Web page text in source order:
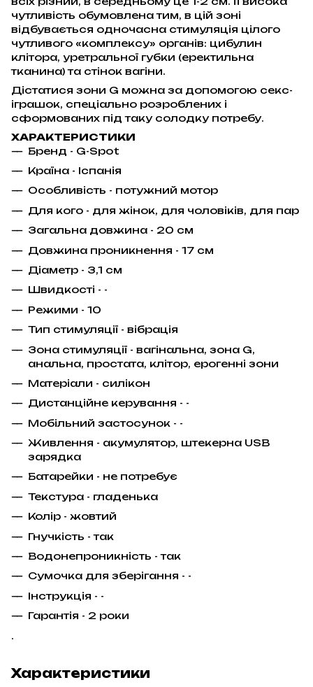
чутливість обумовлена тим, в цій зоні
відбувається одночасна стимуляція цілого
чутливого «комплексу» органів: цибулин
клітора, уретральної губки (еректильна
тканина) та стінок вагіни.
Дістатися зони G можна за допомогою секс-
іграшок, спеціально розроблених і
сформованих під таку солодку потребу.
ХАРАКТЕРИСТИКИ
Бренд - G-Spot
Країна - Іспанія
Особливість - потужний мотор
Для кого - для жінок, для чоловіків, для пар
Загальна довжина - 20 см
Довжина проникнення - 17 см
Діаметр - 3,1 см
Швидкості - -
Режими - 10
Тип стимуляції - вібрація
Зона стимуляції - вагінальна, зона G,
анальна, простата, клітор, ерогенні зони
Матеріали - силікон
Дистанційне керування - -
Мобільний застосунок - -
Живлення - акумулятор, штекерна USB
зарядка
Батарейки - не потребує
Текстура - гладенька
Колір - жовтий
Гнучкість - так
Водонепроникність - так
Сумочка для зберігання - -
Інструкція - -
Гарантія - 2 роки
.
Характеристики